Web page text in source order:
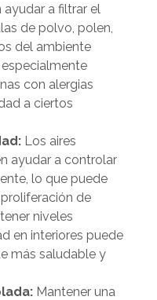
a filtrar el
de polvo, polen,
del ambiente
especialmente
con alergias
a ciertos
Los aires
ayudar a controlar
lo que puede
de
niveles
en interiores puede
más saludable y
Mantener una